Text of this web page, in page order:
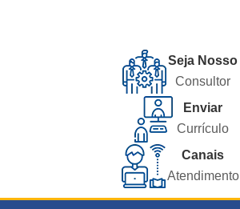
Seja Nosso
Consultor
Enviar
Currículo
Canais
Atendimento